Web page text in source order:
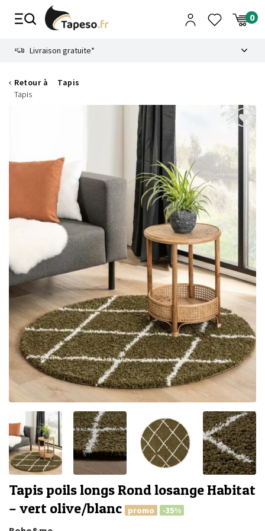
Livraison gratuite*
Retour à
Tapis
Tapis
Tapis poils longs Rond losange Habitat
– vert olive/blanc
promo -35%